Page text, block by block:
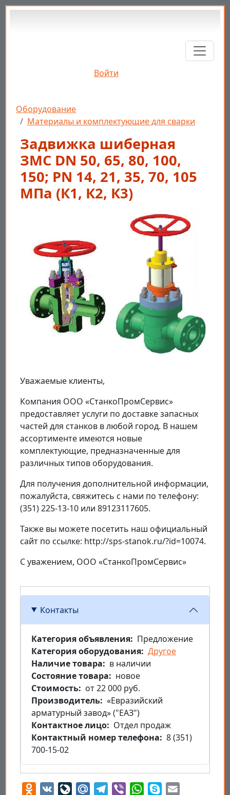
Перейти к основному содержанию
Войти
Строка навигации
Оборудование
Материалы и комплектующие для сварки
Задвижка шиберная
ЗМС DN 50, 65, 80, 100,
150; PN 14, 21, 35, 70, 105
МПа (К1, К2, К3)
Уважаемые клиенты,
Компания ООО «СтанкоПромСервис»
предоставляет услуги по доставке запасных
частей для станков в любой город. В нашем
ассортименте имеются новые
комплектующие, предназначенные для
различных типов оборудования.
Для получения дополнительной информации,
пожалуйста, свяжитесь с нами по телефону:
(351) 225-13-10 или 89123117605.
Также вы можете посетить наш официальный
сайт по ссылке: http://sps-stanok.ru/?id=10074.
С уважением, ООО «СтанкоПромСервис»
Контакты
Категория объявления
Предложение
Категория оборудования Другое
Наличие товара
в наличии
Состояние товара
новое
Стоимость
от 22 000 руб.
Производитель «Евразийский
арматурный завод» ("ЕАЗ")
Контактное лицо
Отдел продаж
Контактный номер телефона
8 (351)
700-15-02
Odnoklassniki
VK LiveJournal
Mail.RuTelegram
Viber WhatsApp
Skype